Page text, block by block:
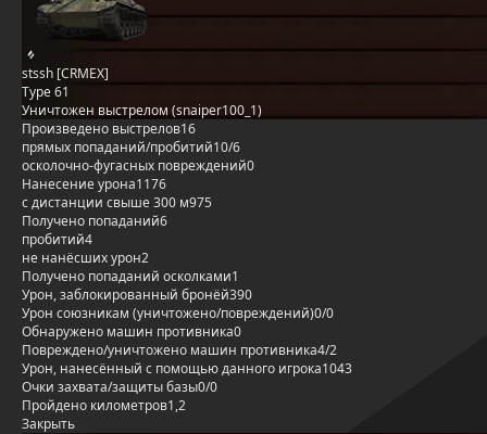
stssh [CRMEX]
Type 61
Уничтожен выстрелом (snaiper100_1)
Произведено выстрелов16
прямых попаданий/пробитий10/6
осколочно-фугасных повреждений0
Нанесение урона1176
с дистанции свыше 300 м975
Получено попаданий6
пробитий4
не нанёсших урон2
Получено попаданий осколками1
Урон, заблокированный бронёй390
Урон союзникам (уничтожено/повреждений)0/0
Обнаружено машин противника0
Повреждено/уничтожено машин противника4/2
Урон, нанесённый с помощью данного игрока1043
Очки захвата/защиты базы0/0
Пройдено километров1,2
Закрыть